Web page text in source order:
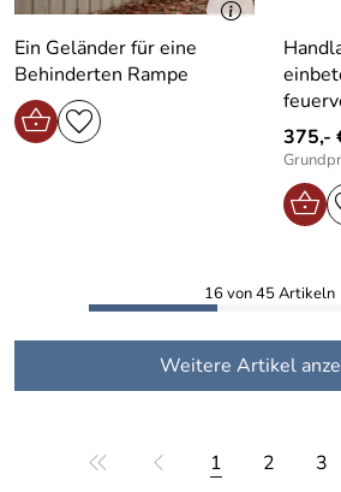
Ein Geländer für eine
Behinderten Rampe
375,-
16 von 45 Artikeln
Weitere Artikel
1 2 3